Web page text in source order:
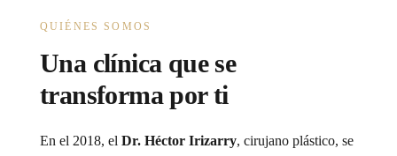
QUIÉNES SOMOS
Una clínica que se
transforma por ti
En el 2018, el Dr. Héctor Irizarry, cirujano plástico, se